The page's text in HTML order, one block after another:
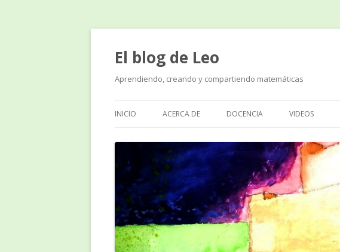
El blog de Leo
Aprendiendo, creando y compartiendo matemáticas
INICIO ACERCA DE DOCENCIA VIDEOS